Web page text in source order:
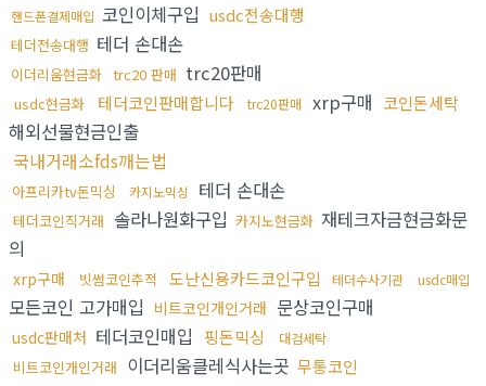
핸드폰결제매입 코인이체구입 usdc전송대행
테더전송대행 테더 손대손
이더리움현금화 trc20 판매 trc20판매
usdc현금화 테더코인판매합니다 trc20판매 xrp구매 코인돈세탁
해외선물현금인출
국내거래소fds깨는법
아프리카tv돈믹싱 카지노믹싱 테더 손대손
테더코인직거래 솔라나원화구입 카지노현금화 재테크자금현금화문
의
xrp구매 빗썸코인추적 도난신용카드코인구입 테더수사기관 usdc매입
모든코인 고가매입 비트코인개인거래 문상코인구매
usdc판매처 테더코인매입 핑돈믹싱 대검세탁
비트코인개인거래 이더리움클레식사는곳 무통코인